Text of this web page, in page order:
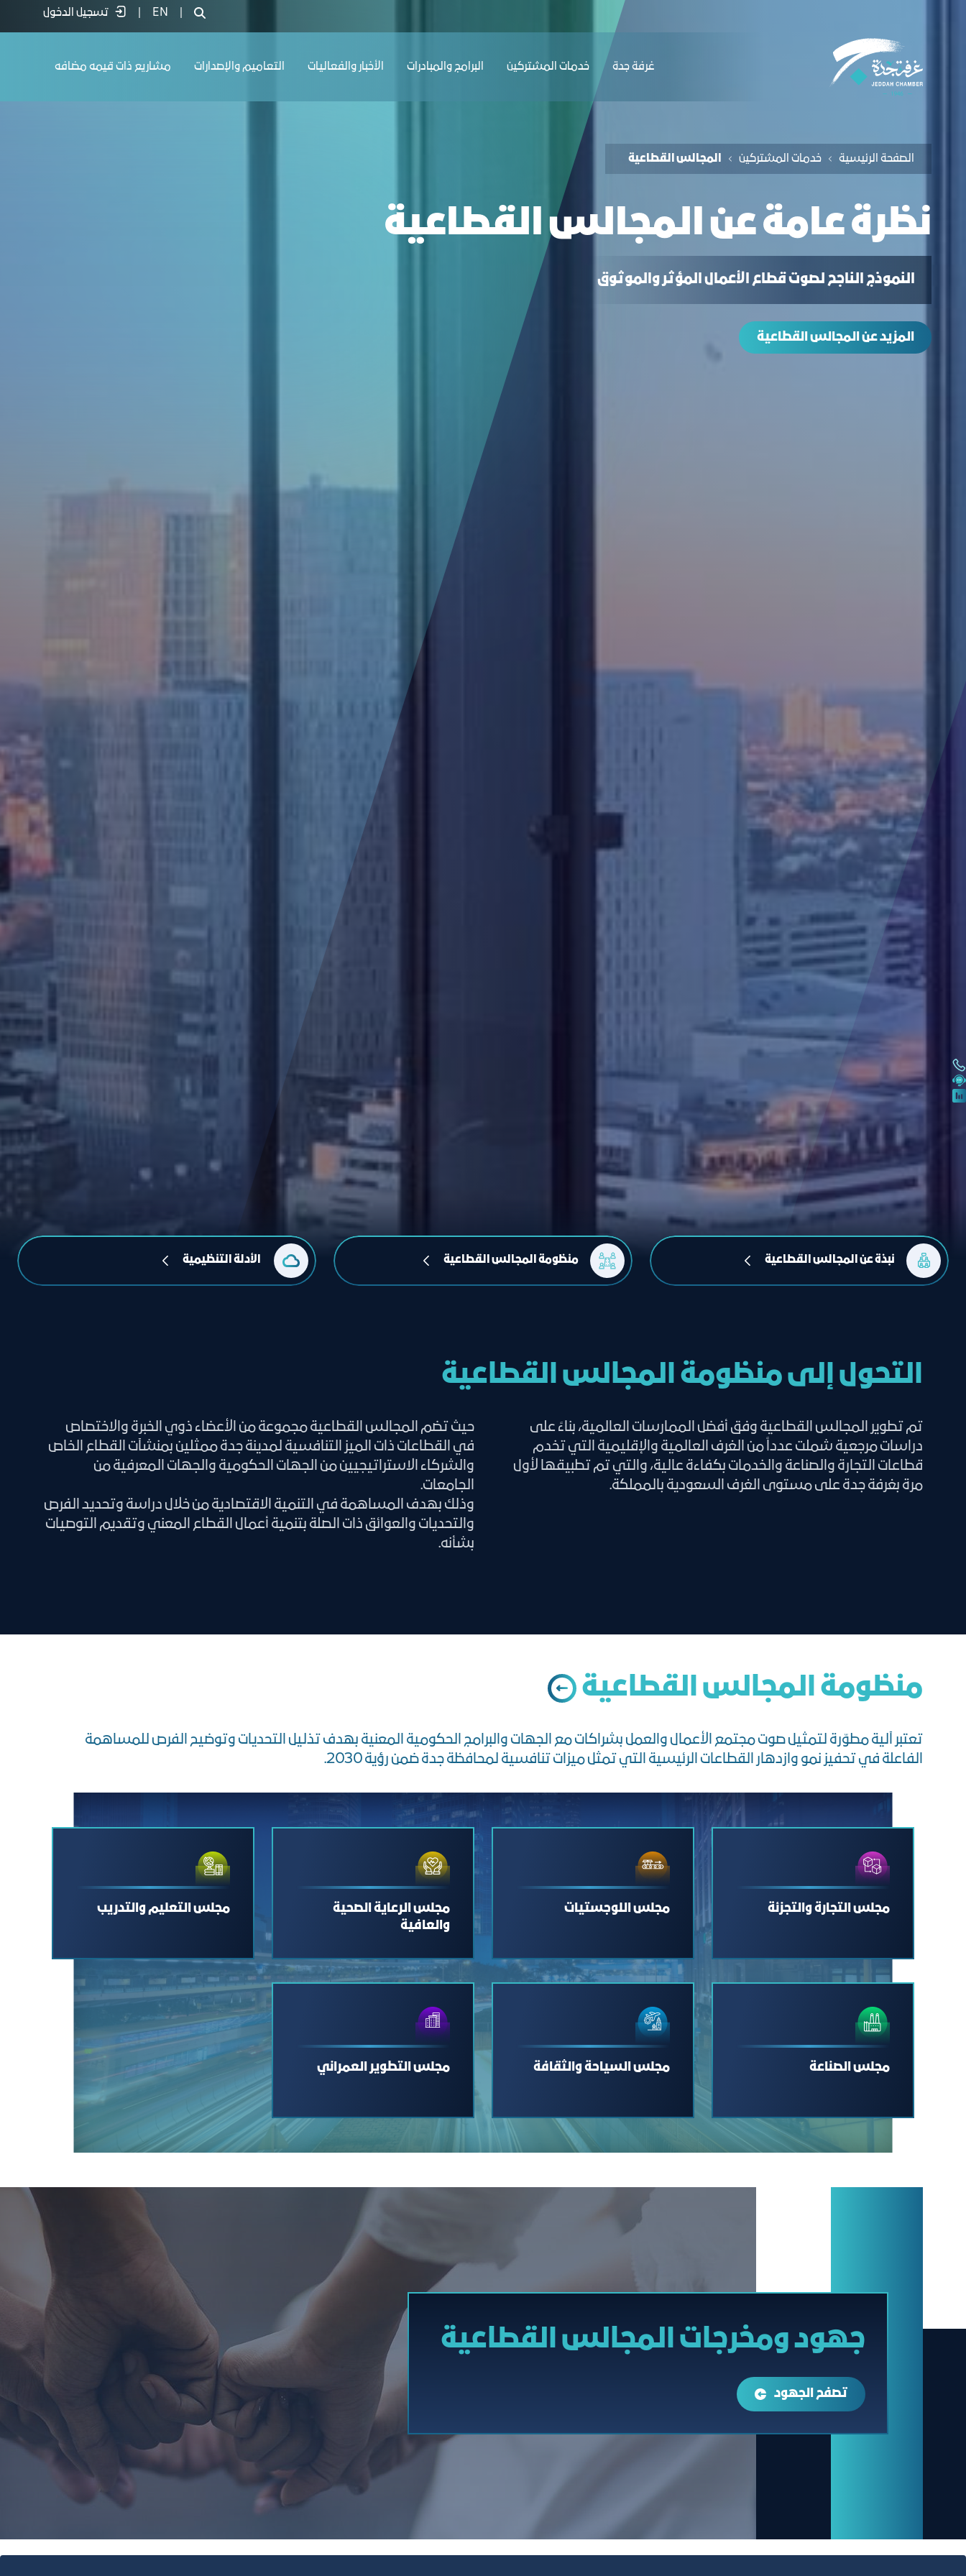
EN تسجيل الدخول
ﻏﺮﻓﺔ ﺟﺪة ﺧﺪﻣﺎت المشتركين البرامج والمبادرات الأخبار والفعاليات التعاميم والإصدارات مشاريع ذات قيمه مضافه
الصفحة الرئيسية ﺧﺪﻣﺎت المشتركين اﻟﻤﺠﺎﻟﺲ اﻟﻘﻄﺎﻋﯿﺔ
ﻧﻈﺮة ﻋﺎﻣﺔ عن المجالس القطاعية
النموذج الناجح لصوت قطاع الأعمال المؤثر والموثوق
المزيد عن المجالس القطاعية
نبذة عن المجالس القطاعية منظومة المجالس القطاعية الأدلة التنظيمية
التحول إلى منظومة المجالس القطاعية
تم تطوير المجالس القطاعية وفق أفضل الممارسات العالمية، بناءً على
دراسات مرجعية شملت عدداً من الغرف العالمية والإقليمية التي تخدم
قطاعات التجارة والصناعة والخدمات بكفاءة عالية، والتي تم تطبيقها لأول
مرة بغرفة جدة على مستوى الغرف السعودية بالمملكة.
حيث تضم المجالس القطاعية مجموعة من الأعضاء ذوي الخبرة والاختصاص
في القطاعات ذات الميز التنافسية لمدينة جدة ممثلين بمنشآت القطاع الخاص
والشركاء الاستراتيجيين من الجهات الحكومية والجهات المعرفية من
الجامعات.
وذلك بهدف المساهمة في التنمية الاقتصادية من خلال دراسة وتحديد الفرص
والتحديات والعوائق ذات الصلة بتنمية أعمال القطاع المعني وتقديم التوصيات
بشأنه.
منظومة المجالس القطاعية
تعتبر آلية مطوّرة لتمثيل صوت مجتمع الأعمال والعمل بشراكات مع الجهات والبرامج الحكومية المعنية بهدف تذليل التحديات وتوضيح الفرص للمساهمة
الفاعلة في تحفيز نمو وازدهار القطاعات الرئيسية التي تمثل ميزات تنافسية لمحافظة جدة ضمن رؤية 2030.
مجلس التجارة والتجزئة مجلس اللوجستيات
مجلس الرعاية الصحية
والعافية
مجلس التعليم والتدريب
مجلس الصناعة مجلس السياحة والثقافة مجلس التطوير العمراني
جهود ومخرجات المجالس القطاعية
تصفح الجهود